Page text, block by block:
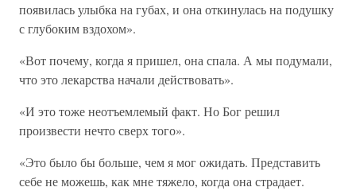
появилась улыбка на губах, и она откинулась на подушку
с глубоким вздохом».
«Вот почему, когда я пришел, она спала. А мы подумали,
что это лекарства начали действовать».
«И это тоже неотъемлемый факт. Но Бог решил
произвести нечто сверх того».
«Это было бы больше, чем я мог ожидать. Представить
себе не можешь, как мне тяжело, когда она страдает.